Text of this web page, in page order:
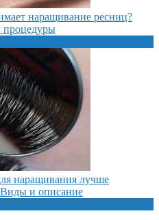
наращивание ресниц?
наращивания лучше
Виды и описание